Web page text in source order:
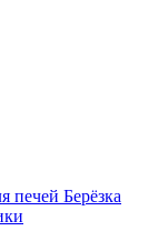
печей Берёзка